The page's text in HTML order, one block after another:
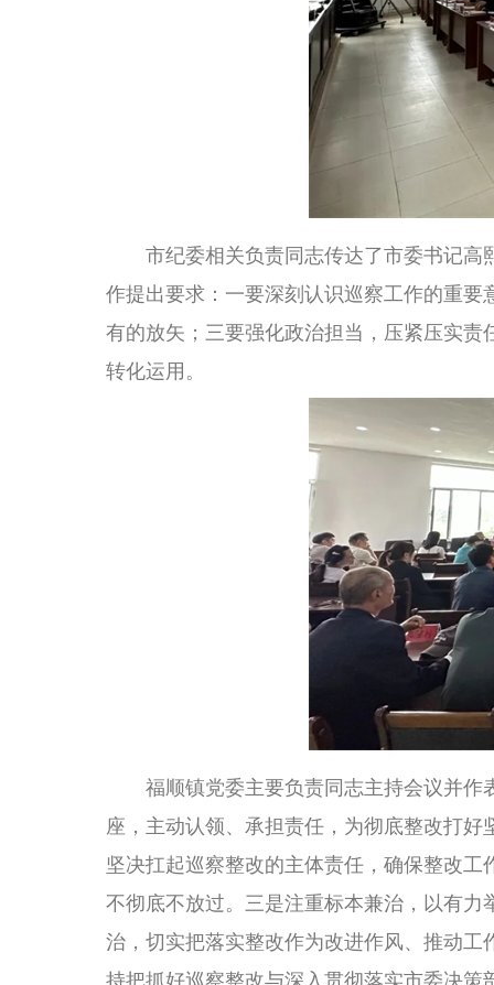
市纪委相关负责同志传达了市委书记高
作提出要求：一要深刻认识巡察工作的重
有的放矢；三要强化政治担当，压紧压实
转化运用。
福顺镇党委主要负责同志主持会议并作
座，主动认领、承担责任，为彻底整改打
坚决扛起巡察整改的主体责任，确保整改
不彻底不放过。三是注重标本兼治，以有
治，切实把落实整改作为改进作风、推动
持把抓好巡察整改与深入贯彻落实市委决